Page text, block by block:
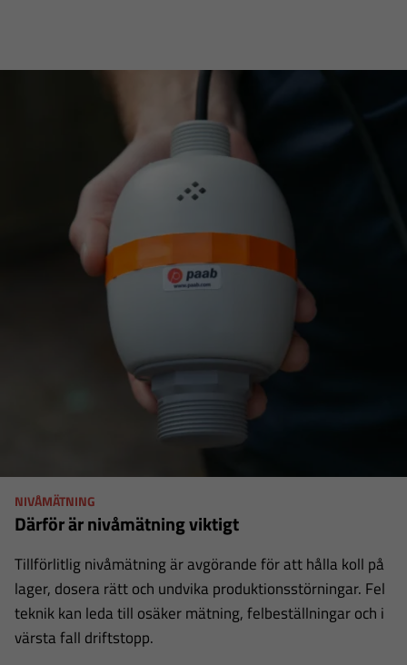
NIVÅMÄTNING
Därför är nivåmätning viktigt
Tillförlitlig nivåmätning är avgörande för att hålla koll på
lager, dosera rätt och undvika produktionsstörningar. Fel
teknik kan leda till osäker mätning, felbeställningar och i
värsta fall driftstopp.